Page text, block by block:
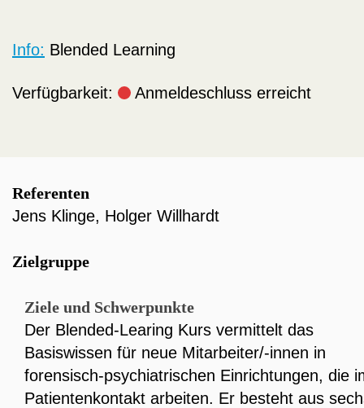
Info: Blended Learning
Verfügbarkeit: Anmeldeschluss erreicht
Referenten
Jens Klinge, Holger Willhardt
Zielgruppe
Ziele und Schwerpunkte
Der Blended-Learing Kurs vermittelt das
Basiswissen für neue Mitarbeiter/-innen in
forensisch-psychiatrischen Einrichtungen, die
Patientenkontakt arbeiten. Er besteht aus